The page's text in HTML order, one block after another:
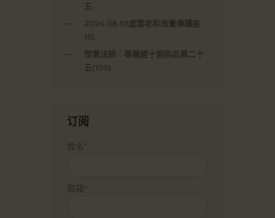
五
2026.08.01虛雲老和尚畫傳講座
115
恒實法師：華嚴經十迴向品第二十
五(139)
订阅
姓名*
郵箱*